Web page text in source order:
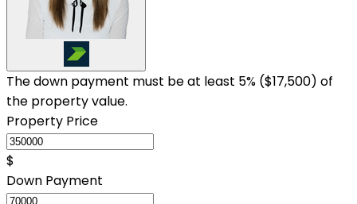
The down payment must be at least 5% ($17,500) of
the property value.
Property Price
$
Down Payment